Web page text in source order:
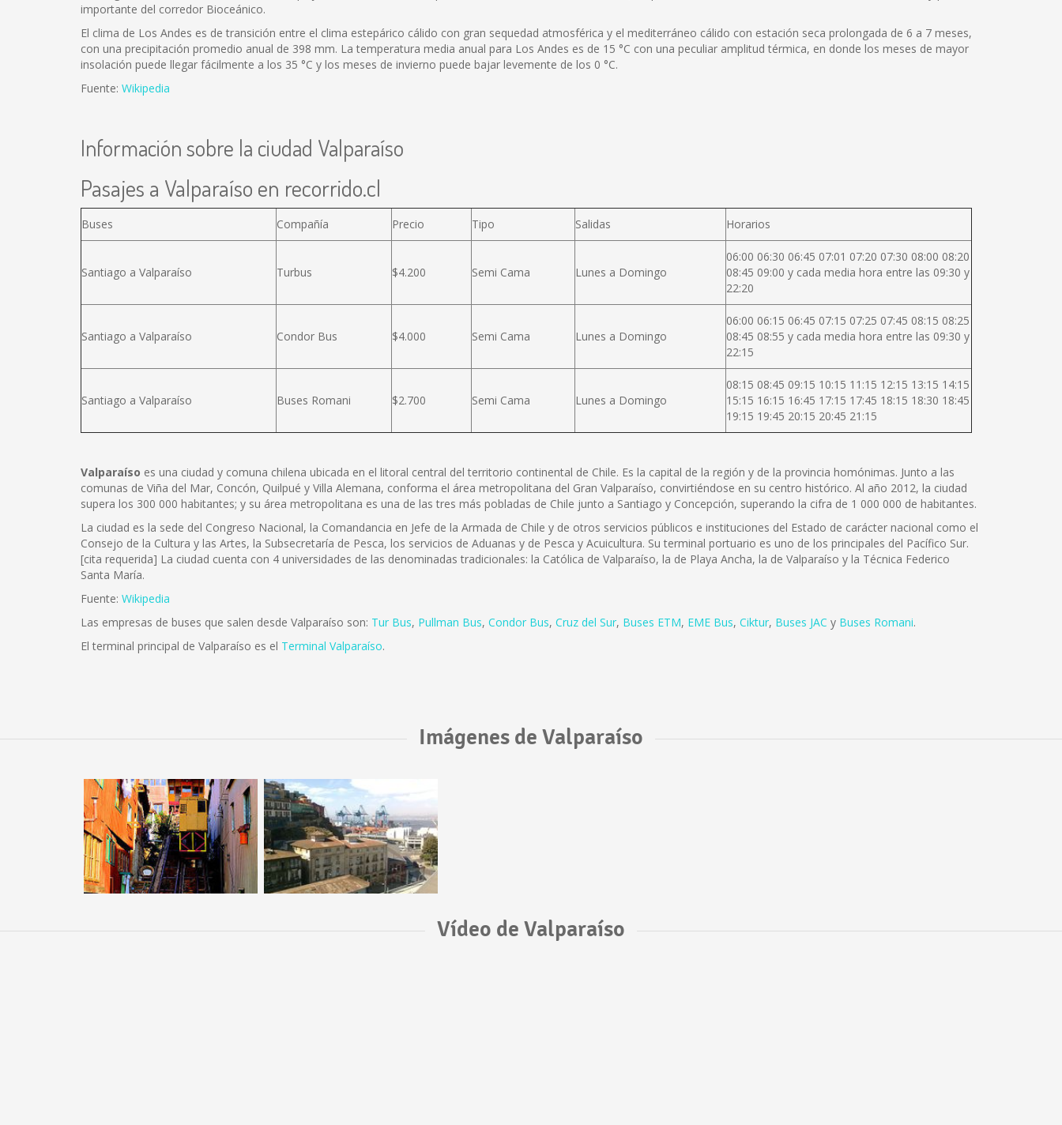
importante del corredor Bioceánico.
El clima de Los Andes es de transición entre el clima estepárico cálido con gran sequedad atmosférica y el mediterráneo cálido con estación seca prolongada de 6 a 7 meses,
con una precipitación promedio anual de 398 mm. La temperatura media anual para Los Andes es de 15 °C con una peculiar amplitud térmica, en donde los meses de mayor
insolación puede llegar fácilmente a los 35 °C y los meses de invierno puede bajar levemente de los 0 °C.
Fuente: Wikipedia
Información sobre la ciudad Valparaíso
Pasajes a Valparaíso en recorrido.cl
Buses Compañía Precio Tipo Salidas Horarios
Santiago a Valparaíso Turbus $4.200 Semi Cama Lunes a Domingo
06:00 06:30 06:45 07:01 07:20 07:30 08:00 08:20
08:45 09:00 y cada media hora entre las 09:30 y
22:20
Santiago a Valparaíso Condor Bus $4.000 Semi Cama Lunes a Domingo
06:00 06:15 06:45 07:15 07:25 07:45 08:15 08:25
08:45 08:55 y cada media hora entre las 09:30 y
22:15
Santiago a Valparaíso Buses Romani $2.700 Semi Cama Lunes a Domingo
08:15 08:45 09:15 10:15 11:15 12:15 13:15 14:15
15:15 16:15 16:45 17:15 17:45 18:15 18:30 18:45
19:15 19:45 20:15 20:45 21:15
Valparaíso es una ciudad y comuna chilena ubicada en el litoral central del territorio continental de Chile. Es la capital de la región y de la provincia homónimas. Junto a las
comunas de Viña del Mar, Concón, Quilpué y Villa Alemana, conforma el área metropolitana del Gran Valparaíso, convirtiéndose en su centro histórico. Al año 2012, la ciudad
supera los 300 000 habitantes; y su área metropolitana es una de las tres más pobladas de Chile junto a Santiago y Concepción, superando la cifra de 1 000 000 de habitantes.
La ciudad es la sede del Congreso Nacional, la Comandancia en Jefe de la Armada de Chile y de otros servicios públicos e instituciones del Estado de carácter nacional como el
Consejo de la Cultura y las Artes, la Subsecretaría de Pesca, los servicios de Aduanas y de Pesca y Acuicultura. Su terminal portuario es uno de los principales del Pacífico Sur.
[cita requerida] La ciudad cuenta con 4 universidades de las denominadas tradicionales: la Católica de Valparaíso, la de Playa Ancha, la de Valparaíso y la Técnica Federico
Santa María.
Fuente: Wikipedia
Las empresas de buses que salen desde Valparaíso son: Tur Bus, Pullman Bus, Condor Bus, Cruz del Sur, Buses ETM, EME Bus, Ciktur, Buses JAC y Buses Romani.
El terminal principal de Valparaíso es el Terminal Valparaíso.
Imágenes de Valparaíso
Vídeo de Valparaíso